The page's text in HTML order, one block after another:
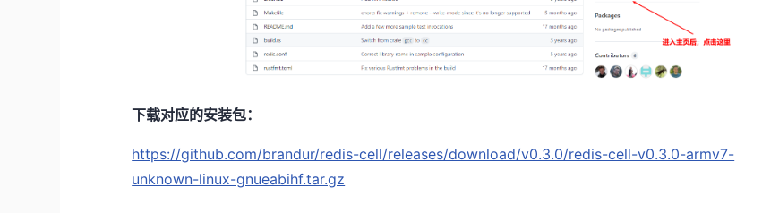
下载对应的安装包：
https://github.com/brandur/redis-cell/releases/download/v0.3.0/redis-cell-v0.3.0-armv7-
unknown-linux-gnueabihf.tar.gz